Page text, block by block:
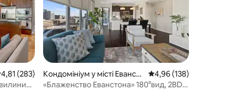
оцінка: 4,81 з 5, відгуки: 283
4,81 (283)
Кондомініум у місті Евансто
н
Середня оцінка: 4,96
4,96 (138)
«Блаженство Еванстона» 180°вид, 2BDR